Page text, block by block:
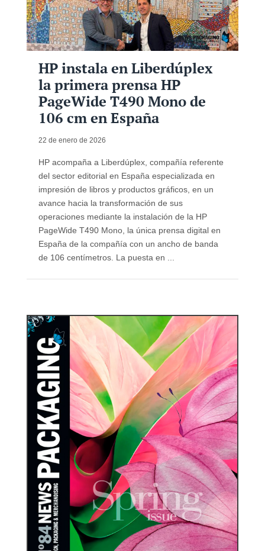
HP instala en Liberdúplex
la primera prensa HP
PageWide T490 Mono de
106 cm en España
22 de enero de 2026
HP acompaña a Liberdúplex, compañía referente
del sector editorial en España especializada en
impresión de libros y productos gráficos, en un
avance hacia la transformación de sus
operaciones mediante la instalación de la HP
PageWide T490 Mono, la única prensa digital en
España de la compañía con un ancho de banda
de 106 centímetros. La puesta en ...